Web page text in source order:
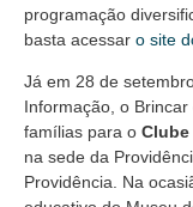
programação
basta acessar o site
Já em 28 de
Informação, o
famílias para o Clube
na sede da
Providência. Na